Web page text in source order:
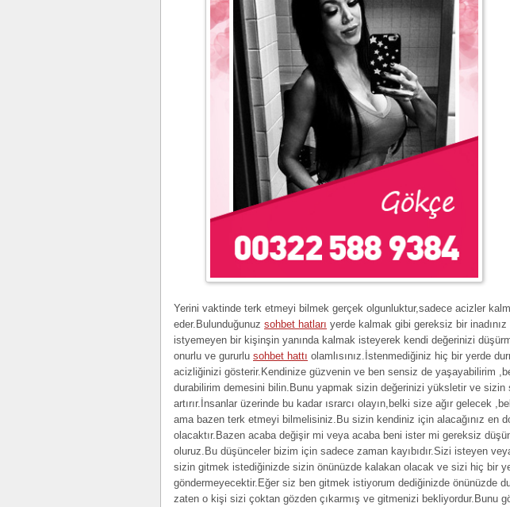
Yerini vaktinde terk etmeyi bilmek gerçek olgunluktur,sadece acizler
eder.Bulunduğunuz sohbet hatları yerde kalmak gibi gereksiz bir
istyemeyen bir kişinşin yanında kalmak isteyerek kendi değerinizi
onurlu ve gururlu sohbet hattı olamlısınız.İstenmediğiniz hiç bir yerde
acizliğinizi gösterir.Kendinize güzvenin ve ben sensiz de yaşayabilirim
durabilirim demesini bilin.Bunu yapmak sizin değerinizi yüksletir ve sizin
artırır.İnsanlar üzerinde bu kadar ısrarcı olayın,belki size ağır gelecek
ama bazen terk etmeyi bilmelisiniz.Bu sizin kendiniz için alacağınız en
olacaktır.Bazen acaba değişir mi veya acaba beni ister mi gereksiz
oluruz.Bu düşünceler bizim için sadece zaman kayıbıdır.Sizi isteyen
sizin gitmek istediğinizde sizin önünüzde kalakan olacak ve sizi hiç bir
göndermeyecektir.Eğer siz ben gitmek istiyorum dediğinizde önünüzde
zaten o kişi sizi çoktan gözden çıkarmış ve gitmenizi bekliyordur.Bunu